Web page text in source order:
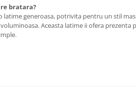
bratara?
latime generoasa, potrivita pentru un stil
Aceasta latime ii ofera prezenta